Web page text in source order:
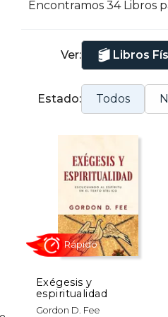
Encontramos 34 Libros
Ver: Libros
Estado: Todos
Exégesis y
espiritualidad
Gordon D. FeeRápido